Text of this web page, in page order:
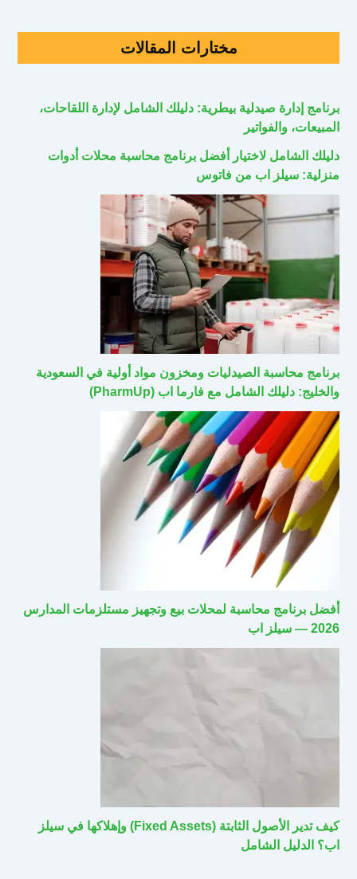
مختارات المقالات
برنامج إدارة صيدلية بيطرية: دليلك الشامل لإدارة اللقاحات،
المبيعات، والفواتير
دليلك الشامل لاختيار أفضل برنامج محاسبة محلات أدوات
منزلية: سيلز اب من فاتوس
برنامج محاسبة الصيدليات ومخزون مواد أولية في السعودية
والخليج: دليلك الشامل مع فارما اب (PharmUp)
أفضل برنامج محاسبة لمحلات بيع وتجهيز مستلزمات المدارس
2026 — سيلز اب
كيف تدير الأصول الثابتة (Fixed Assets) وإهلاكها في سيلز
اب؟ الدليل الشامل